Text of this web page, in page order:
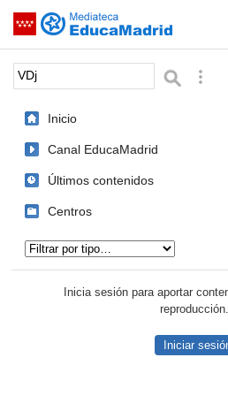
Saltar navegación
Palabra o frase:
Inicio
Canal EducaMadrid
Últimos contenidos
Centros
Inicia sesión para aportar
Iniciar